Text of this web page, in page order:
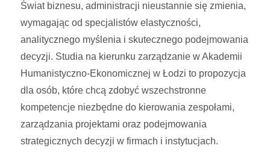
Świat biznesu, administracji nieustannie się zmienia,
wymagając od specjalistów elastyczności,
analitycznego myślenia i skutecznego podejmowania
decyzji. Studia na kierunku zarządzanie w Akademii
Humanistyczno-Ekonomicznej w Łodzi to propozycja
dla osób, które chcą zdobyć wszechstronne
kompetencje niezbędne do kierowania zespołami,
zarządzania projektami oraz podejmowania
strategicznych decyzji w firmach i instytucjach.